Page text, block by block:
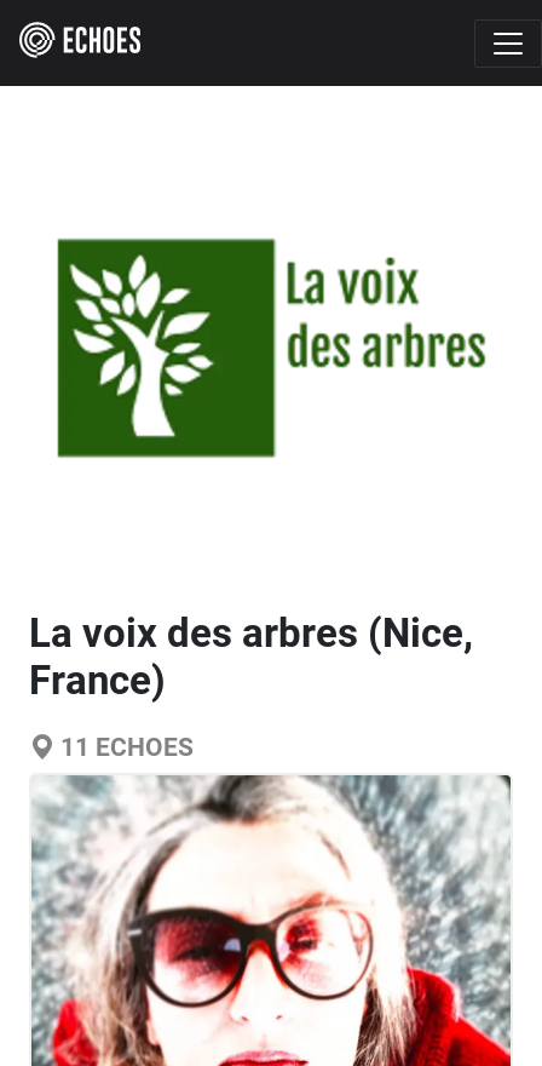
La voix des arbres (Nice,
France)
11 ECHOES